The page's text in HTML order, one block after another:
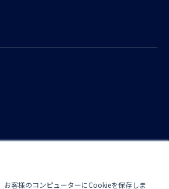
お客様のコンピューターにCookieを保存しま